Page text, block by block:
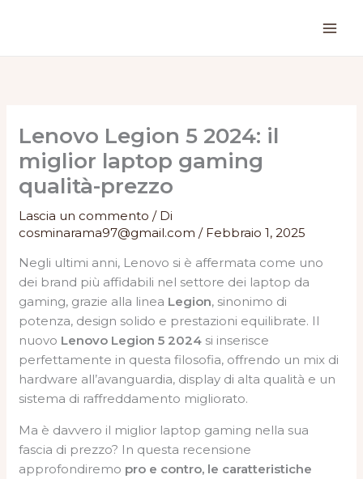
Lenovo Legion 5 2024: il
miglior laptop gaming
qualità-prezzo
Lascia un commento / Di
cosminarama97@gmail.com/ Febbraio 1, 2025
Negli ultimi anni, Lenovo si è affermata come uno
dei brand più affidabili nel settore dei laptop da
gaming, grazie alla linea Legion, sinonimo di
potenza, design solido e prestazioni equilibrate. Il
nuovo Lenovo Legion 5 2024 si inserisce
perfettamente in questa filosofia, offrendo un mix di
hardware all’avanguardia, display di alta qualità e un
sistema di raffreddamento migliorato.
Ma è davvero il miglior laptop gaming nella sua
fascia di prezzo? In questa recensione
approfondiremo pro e contro, le caratteristiche